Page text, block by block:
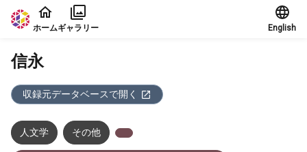
本文に飛ぶ
ホームギャラリー English
信永
収録元データベースで開く
人文学 その他